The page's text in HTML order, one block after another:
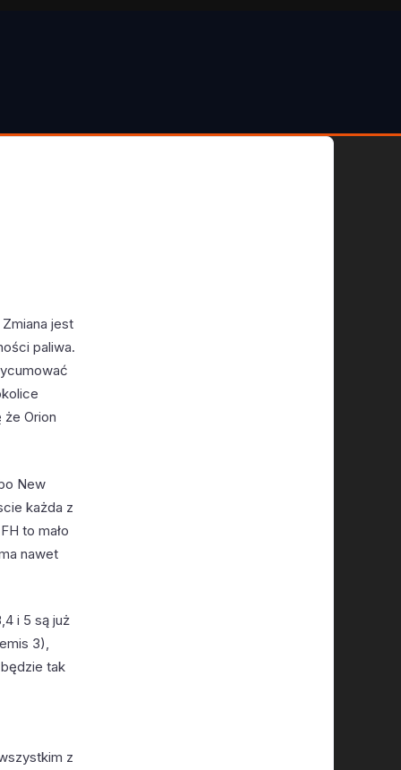
jest
paliwa.
Orion
New
każda z
to mało
nawet
i 5 są już
3),
tak
z